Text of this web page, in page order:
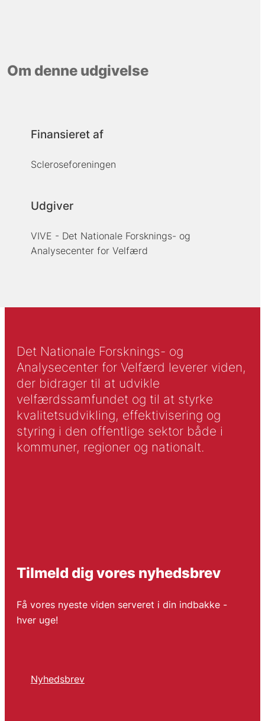
Om denne udgivelse
Finansieret af
Scleroseforeningen
Udgiver
VIVE - Det Nationale Forsknings- og
Analysecenter for Velfærd
Det Nationale Forsknings- og
Analysecenter for Velfærd leverer viden,
der bidrager til at udvikle
velfærdssamfundet og til at styrke
kvalitetsudvikling, effektivisering og
styring i den offentlige sektor både i
kommuner, regioner og nationalt.
Tilmeld dig vores nyhedsbrev
Få vores nyeste viden serveret i din indbakke -
hver uge!
Nyhedsbrev